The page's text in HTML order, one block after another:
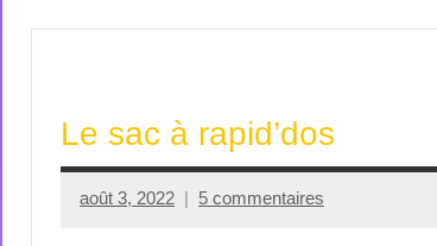
Ségo
Le sac à rapid’dos
août 3, 2022
Seg0_La_Vraie
5 commentaires